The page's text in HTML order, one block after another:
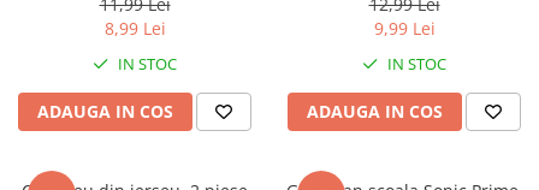
Wonder Woman
The Grinch
FLAMINGO
8,99 Lei
IN STOC
ADAUGA IN COS
9,99 Lei
IN STOC
ADAUGA IN COS